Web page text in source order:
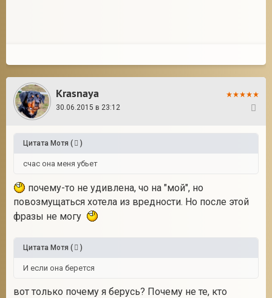
Krasnaya
30.06.2015 в 23:12
Цитата Мотя ( )
счас она меня убьет
почему-то не удивлена, чо на "мой", но
повозмущаться хотела из вредности. Но после этой
фразы не могу
Цитата Мотя ( )
И если она берется
вот только почему я берусь? Почему не те, кто